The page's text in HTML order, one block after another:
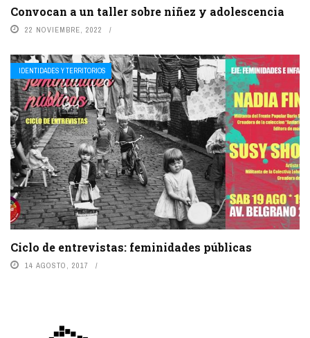
Convocan a un taller sobre niñez y adolescencia
22 NOVIEMBRE, 2022
IDENTIDADES Y TERRITORIOS
Ciclo de entrevistas: feminidades públicas
14 AGOSTO, 2017